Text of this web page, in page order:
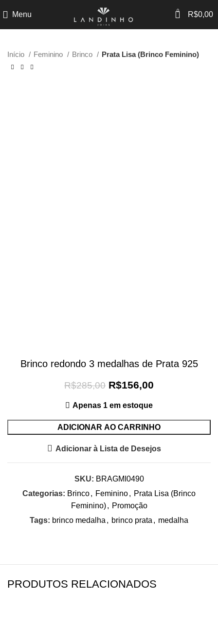
Menu 0 R$0,00
Início Feminino Brinco Prata Lisa (Brinco Feminino)
Brinco redondo 3 medalhas de Prata 925
R$285,00 R$156,00
Apenas 1 em estoque
ADICIONAR AO CARRINHO
Adicionar à Lista de Desejos
SKU: BRAGMI0490
Categorias: Brinco, Feminino, Prata Lisa (Brinco
Feminino) , Promoção
Tags: brinco medalha , brinco prata , medalha
PRODUTOS RELACIONADOS